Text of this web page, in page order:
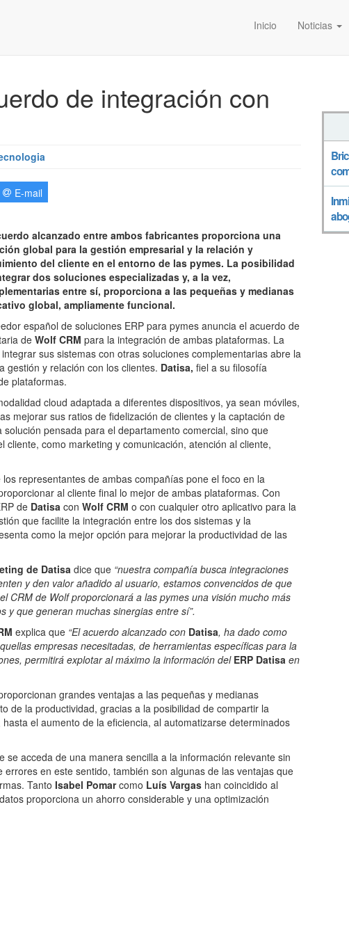
Inicio Noticias
de integración con
E-mail
alcanzado entre ambos fabricantes proporciona una
global para la gestión empresarial y la relación y
del cliente en el entorno de las pymes. La posibilidad
dos soluciones especializadas y, a la vez,
entre sí, proporciona a las pequeñas y medianas
global, ampliamente funcional.
español de soluciones ERP para pymes anuncia el acuerdo de
deWolf CRM para la integración de ambas plataformas. La
sus sistemas con otras soluciones complementarias abre la
gestión y relación con los clientes. Datisa, fiel a su filosofía
plataformas.
cloud adaptada a diferentes dispositivos, ya sean móviles,
mejorar sus ratios de fidelización de clientes y la captación de
solución pensada para el departamento comercial, sino que
como marketing y comunicación, atención al cliente,
representantes de ambas compañías pone el foco en la
al cliente final lo mejor de ambas plataformas. Con
de Datisa con Wolf CRM o con cualquier otro aplicativo para la
que facilite la integración entre los dos sistemas y la
como la mejor opción para mejorar la productividad de las
de Datisa dice que “nuestra compañía busca integraciones
y den valor añadido al usuario, estamos convencidos de que
CRM de Wolf proporcionará a las pymes una visión mucho más
y que generan muchas sinergias entre sí”.
explica que “El acuerdo alcanzado con Datisa, ha dado como
empresas necesitadas, de herramientas específicas para la
permitirá explotar al máximo la información del ERP Datisa en
grandes ventajas a las pequeñas y medianas
de la productividad, gracias a la posibilidad de compartir la
el aumento de la eficiencia, al automatizarse determinados
se acceda de una manera sencilla a la información relevante sin
en este sentido, también son algunas de las ventajas que
Tanto Isabel Pomarcomo Luís Vargas han coincidido al
proporciona un ahorro considerable y una optimización